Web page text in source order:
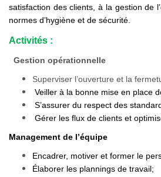
satisfaction des clients, à la gestion de
normes d’hygiène et de sécurité.
Activités :
Gestion opérationnelle
Superviser l’ouverture et la
Veiller à la bonne mise en place
S’assurer du respect des
Gérer les flux de clients et
Management de l’équipe
Encadrer, motiver et former le
Élaborer les plannings de travail;